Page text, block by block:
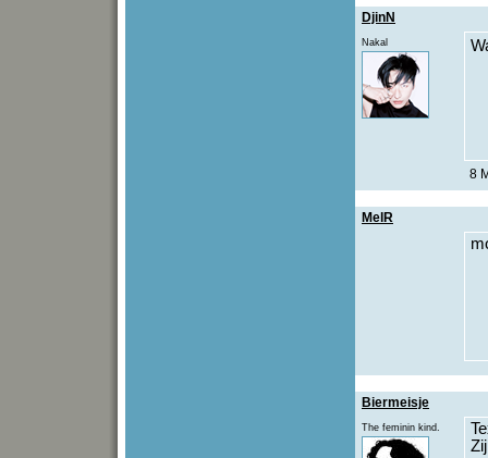
DjinN
Nakal
8
MelR
Biermeisje
The feminin kind.